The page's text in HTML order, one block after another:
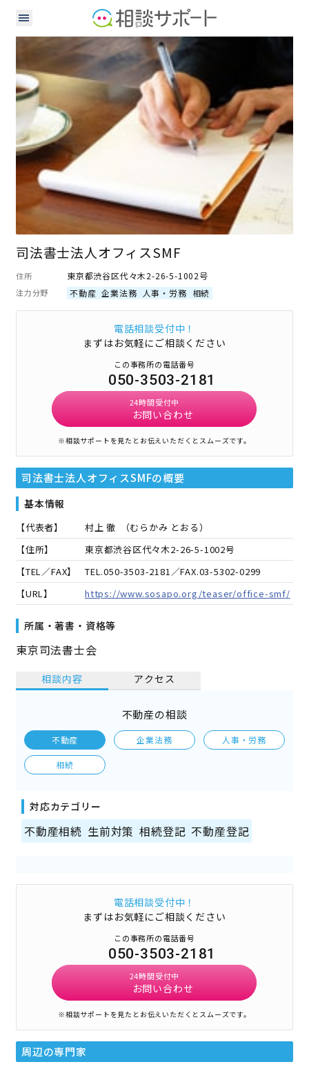
司法書士法人オフィスSMF
住所 東京都渋谷区代々木2-26-5-1002号
注力分野 不動産 企業法務 人事・労務 相続
電話相談受付中！
まずはお気軽にご相談ください
この事務所の電話番号
050-3503-2181
24時間受付中
お問い合わせ
※相談サポートを見たとお伝えいただくとスムーズです。
司法書士法人オフィスSMFの概要
基本情報
【代表者】 村上 徹 （むらかみ とおる）
【住所】
東京都渋谷区代々木2-26-5-1002号
【TEL／FAX】
TEL.050-3503-2181 ／FAX.03-5302-0299
【URL】
https://www.sosapo.org/teaser/office-smf/
所属・著書・資格等
東京司法書士会
相談内容 アクセス
不動産の相談
不動産 企業法務 人事・労務
相続
対応カテゴリー
不動産相続 生前対策 相続登記 不動産登記
電話相談受付中！
まずはお気軽にご相談ください
この事務所の電話番号
050-3503-2181
24時間受付中
お問い合わせ
※相談サポートを見たとお伝えいただくとスムーズです。
周辺の専門家